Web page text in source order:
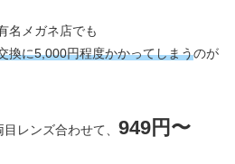
名メガネ店でも
換に5,000円程度かかってしまうのが
レンズ合わせて、 949円〜